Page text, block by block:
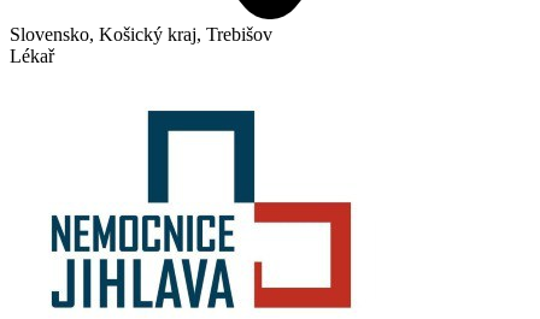
Slovensko, Košický kraj, Trebišov
Lékař